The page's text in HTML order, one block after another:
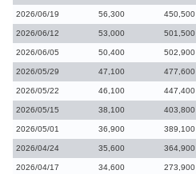
2026/06/19 56,300 450,500
2026/06/12 53,000 501,500
2026/06/05 50,400 502,900
2026/05/29 47,100 477,600
2026/05/22 46,100 447,400
2026/05/15 38,100 403,800
2026/05/01 36,900 389,100
2026/04/24 35,600 364,900
2026/04/17 34,600 273,900